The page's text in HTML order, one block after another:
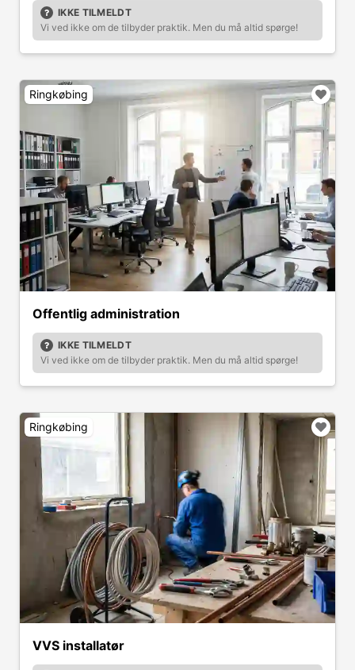
IKKE TILMELDT
Vi ved ikke om de tilbyder praktik. Men du må altid spørge!
Ringkøbing
Offentlig administration
IKKE TILMELDT
Vi ved ikke om de tilbyder praktik. Men du må altid spørge!
Ringkøbing
VVS installatør